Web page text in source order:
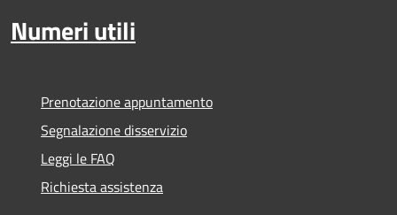
Numeri utili
Prenotazione appuntamento
Segnalazione disservizio
Leggi le FAQ
Richiesta assistenza